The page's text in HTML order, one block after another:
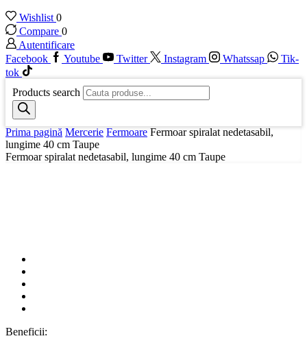
Wishlist 0
Compare 0
Autentificare
Facebook
Youtube Twitter Instagram Whatssap
Tik-
tok
Products search
Prima pagină Mercerie Fermoare Fermoar spiralat nedetasabil,
lungime 40 cm Taupe
Fermoar spiralat nedetasabil, lungime 40 cm Taupe
Beneficii: